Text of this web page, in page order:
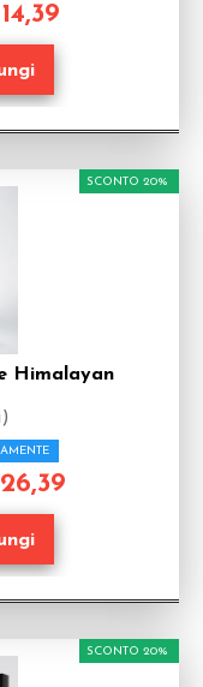
14,39
Himalayan
SCONTO 20%
26,39
SCONTO 20%